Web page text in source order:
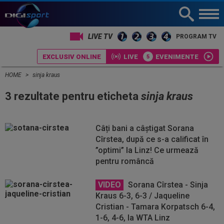
LIVE TV PROGRAM TV
EXCLUSIV ONLINE LIVE EVENIMENTE
HOME sinja kraus
3 rezultate pentru eticheta sinja kraus
Câți bani a câștigat Sorana
Cîrstea, după ce s-a calificat în
”optimi” la Linz! Ce urmează
pentru româncă
VIDEO
Sorana Cîrstea - Sinja
Kraus 6-3, 6-3 / Jaqueline
Cristian - Tamara Korpatsch 6-4,
1-6, 4-6, la WTA Linz